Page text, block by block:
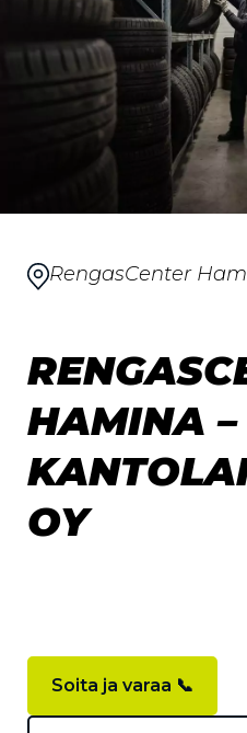
RengasCenter
HAMINA –
OY
Soita ja varaa 📞